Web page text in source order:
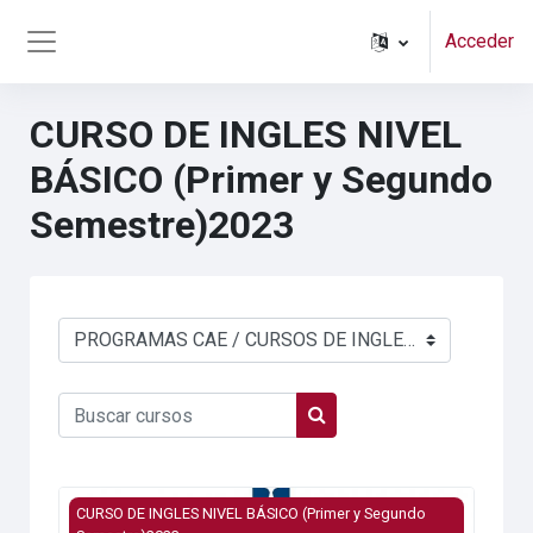
Acceder
CURSO DE INGLES NIVEL
BÁSICO (Primer y Segundo
Semestre)2023
Categorías
Buscar cursos
Buscar cursos
Imagen del curso CURSO DE INGLES NIVEL BÁSICO -
CURSO DE INGLES NIVEL BÁSICO (Primer y Segundo